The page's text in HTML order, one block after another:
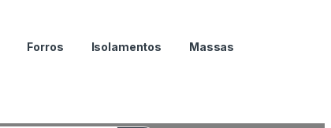
Forros Isolamentos Massas